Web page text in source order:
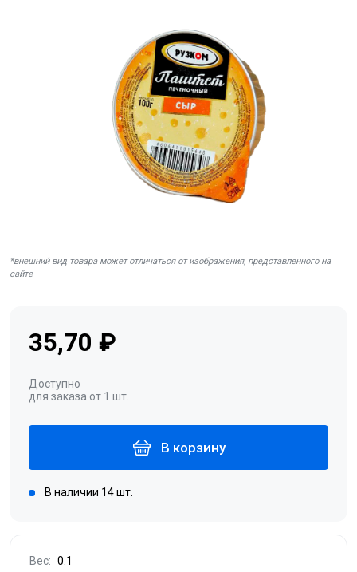
*внешний вид товара может отличаться от изображения, представленного на
сайте
35,70 ₽
Доступно
для заказа от 1 шт.
В корзину
В наличии 14 шт.
Вес: 0.1